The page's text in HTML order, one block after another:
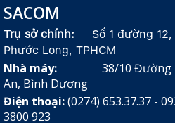
SACOM
Trụ sở chính:
Số 1 đường 12,
Phước Long, TPHCM
Nhà máy: 38/10 Đường Lồ
An, Bình Dương
Điện thoại:(0274) 653.37.37 -
3800 923